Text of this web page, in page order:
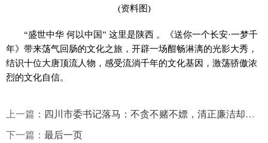
(资料图)
“盛世中华 何以中国” 这里是陕西 。《送你一个长安·一梦千
年》带来荡气回肠的文化之旅，开辟一场酣畅淋漓的光影大秀，
结识十位大唐顶流人物，感受流淌千年的文化基因，激荡骄傲浓
烈的文化自信。
上一篇： 四川市委书记落马：不贪不赌不嫖，清正廉洁却被判刑，罪名还不轻
下一篇： 最后一页